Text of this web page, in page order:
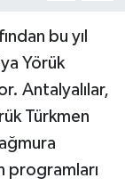
bu yıl
Yörük
Antalyalılar,
Türkmen
programları